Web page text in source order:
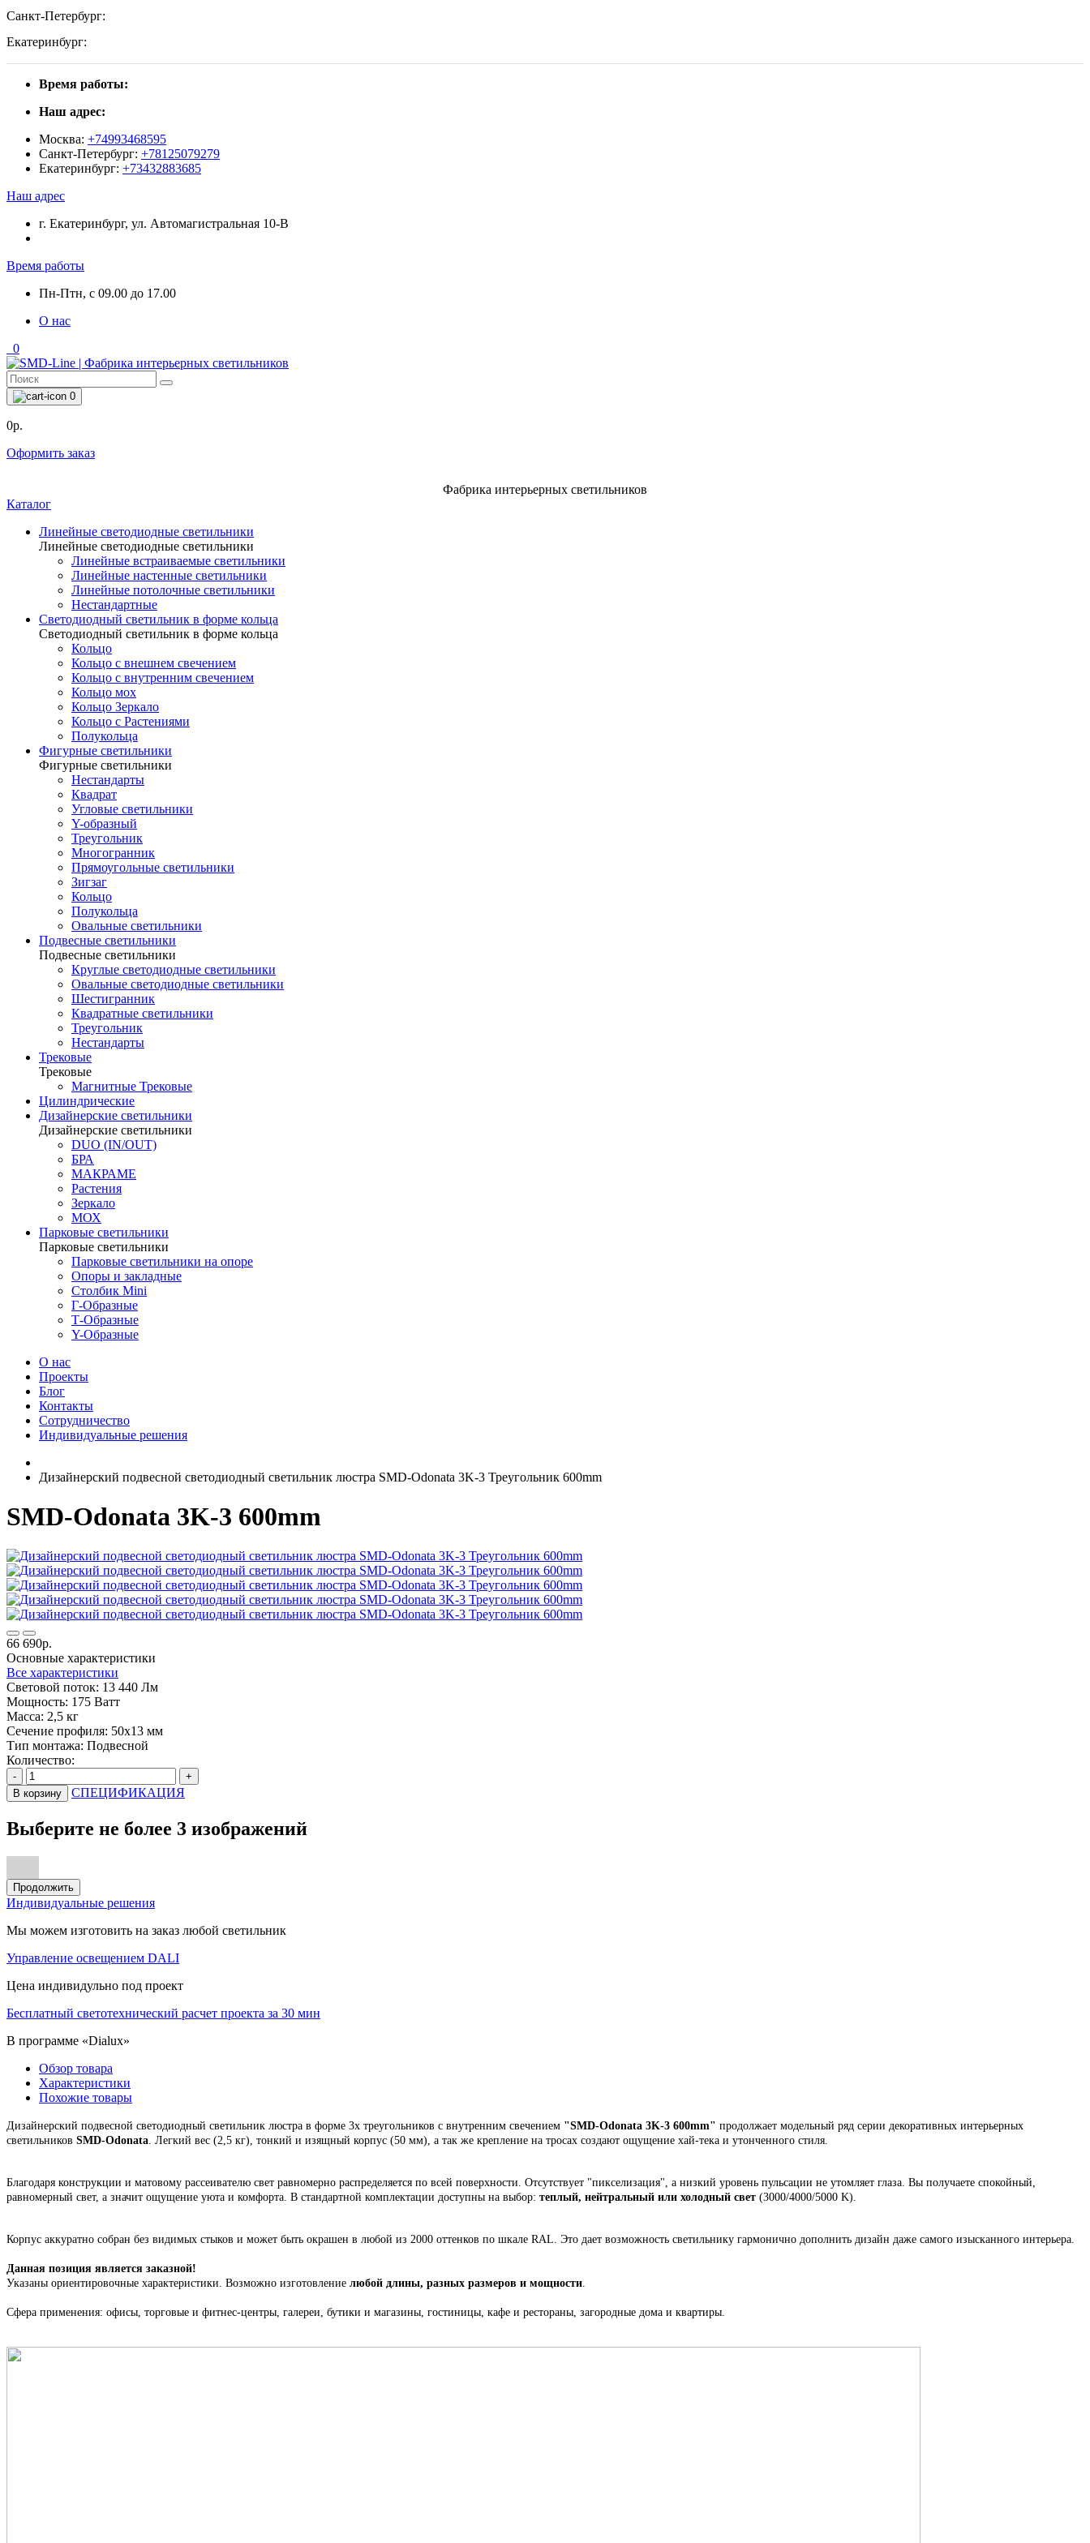
Санкт-Петербург:
Екатеринбург:
Время работы:
Наш адрес:
Москва: +74993468595
Санкт-Петербург: +78125079279
Екатеринбург: +73432883685
Наш адрес
г. Екатеринбург, ул. Автомагистральная 10-В
Время работы
Пн-Птн, с 09.00 до 17.00
О нас
0
0
0р.
Оформить заказ
Фабрика интерьерных светильников
Каталог
Линейные светодиодные светильники
Линейные светодиодные светильники
Линейные встраиваемые светильники
Линейные настенные светильники
Линейные потолочные светильники
Нестандартные
Светодиодный светильник в форме кольца
Светодиодный светильник в форме кольца
Кольцо
Кольцо с внешнем свечением
Кольцо с внутренним свечением
Кольцо мох
Кольцо Зеркало
Кольцо с Растениями
Полукольца
Фигурные светильники
Фигурные светильники
Нестандарты
Квадрат
Угловые светильники
Y-образный
Треугольник
Многогранник
Прямоугольные светильники
Зигзаг
Кольцо
Полукольца
Овальные светильники
Подвесные светильники
Подвесные светильники
Круглые светодиодные светильники
Овальные светодиодные светильники
Шестигранник
Квадратные светильники
Треугольник
Нестандарты
Трековые
Трековые
Магнитные Трековые
Цилиндрические
Дизайнерские светильники
Дизайнерские светильники
DUO (IN/OUT)
БРА
МАКРАМЕ
Растения
Зеркало
МОХ
Парковые светильники
Парковые светильники
Парковые светильники на опоре
Опоры и закладные
Столбик Mini
Г-Образные
Т-Образные
Y-Образные
О нас
Проекты
Блог
Контакты
Сотрудничество
Индивидуальные решения
Дизайнерский подвесной светодиодный светильник люстра SMD-Odonata 3K-3 Треугольник 600mm
SMD-Odonata 3K-3 600mm
66 690р.
Основные характеристики
Все характеристики
Световой поток: 13 440 Лм
Мощность: 175 Ватт
Масса: 2,5 кг
Сечение профиля: 50х13 мм
Тип монтажа: Подвесной
Количество:
-
+
В корзину
СПЕЦИФИКАЦИЯ
Выберите не более 3 изображений
Продолжить
Индивидуальные решения
Мы можем изготовить на заказ любой светильник
Управление освещением DALI
Цена индивидульно под проект
Бесплатный светотехнический расчет проекта за 30 мин
В программе «Dialux»
Обзор товара
Характеристики
Похожие товары
Дизайнерский подвесной светодиодный светильник люстра в форме 3х треугольников с внутренним свечением "SMD-Odonata 3K-3 600mm" продолжает модельный ряд серии декоративных интерьерных
светильников SMD-Odonata. Легкий вес (2,5 кг), тонкий и изящный корпус (50 мм), а так же крепление на тросах создают ощущение хай-тека и утонченного стиля.
Благодаря конструкции и матовому рассеивателю свет равномерно распределяется по всей поверхности. Отсутствует "пикселизация", а низкий уровень пульсации не утомляет глаза. Вы получаете спокойный,
равномерный свет, а значит ощущение уюта и комфорта. В стандартной комплектации доступны на выбор: теплый, нейтральный или холодный свет (3000/4000/5000 K).
Корпус аккуратно собран без видимых стыков и может быть окрашен в любой из 2000 оттенков по шкале RAL. Это дает возможность светильнику гармонично дополнить дизайн даже самого изысканного интерьера.
Данная позиция является заказной!
Указаны ориентировочные характеристики. Возможно изготовление любой длины, разных размеров и мощности.
Сфера применения: офисы, торговые и фитнес-центры, галереи, бутики и магазины, гостиницы, кафе и рестораны, загородные дома и квартиры.